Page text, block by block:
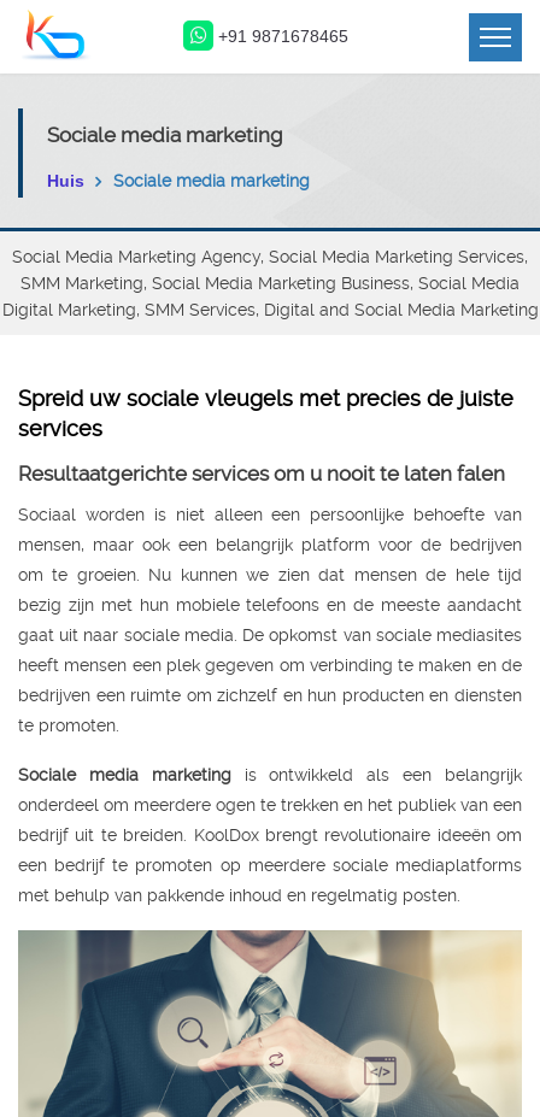
+91 9871678465
Sociale media marketing
Huis Sociale media marketing
Social Media Marketing Agency, Social Media Marketing Services,
SMM Marketing, Social Media Marketing Business, Social Media
Digital Marketing, SMM Services, Digital and Social Media Marketing
Spreid uw sociale vleugels met precies de juiste
services
Resultaatgerichte services om u nooit te laten falen
Sociaal worden is niet alleen een persoonlijke behoefte van
mensen, maar ook een belangrijk platform voor de bedrijven
om te groeien. Nu kunnen we zien dat mensen de hele tijd
bezig zijn met hun mobiele telefoons en de meeste aandacht
gaat uit naar sociale media. De opkomst van sociale mediasites
heeft mensen een plek gegeven om verbinding te maken en de
bedrijven een ruimte om zichzelf en hun producten en diensten
te promoten.
Sociale media marketingis ontwikkeld als een belangrijk
onderdeel om meerdere ogen te trekken en het publiek van een
bedrijf uit te breiden. KoolDox brengt revolutionaire ideeën om
een bedrijf te promoten op meerdere sociale mediaplatforms
met behulp van pakkende inhoud en regelmatig posten.